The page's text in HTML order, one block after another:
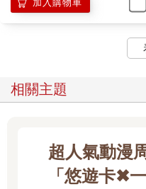
加入購物車
相關主題
超人氣動漫
「悠遊卡✖